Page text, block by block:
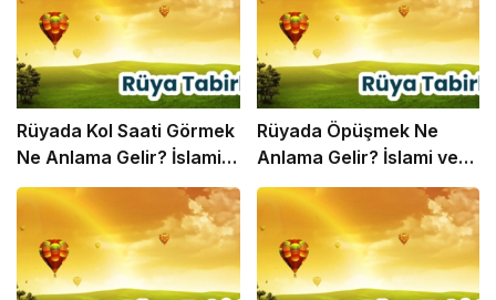
Rüyada Kol Saati Görmek
Ne Anlama Gelir? İslami
ve Psikolojik Rüya Tabiri
Rüyada Öpüşmek Ne
Anlama Gelir? İslami ve
Psikolojik Rüya Tabiri